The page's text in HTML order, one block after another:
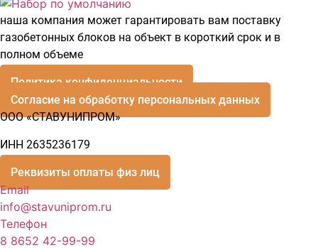
наша компания может гарантировать вам поставку
газобетонных блоков на объект в короткий срок и в
полном объеме
Политика конфиденциальности
Согласие на обработку персональных данных
ООО «СТАВУНИПРОМ»
ИНН 2635236179
Реквизиты оплаты физ лиц
Email
info@stavuniprom.ru
Телефон
8 8652 42-99-99